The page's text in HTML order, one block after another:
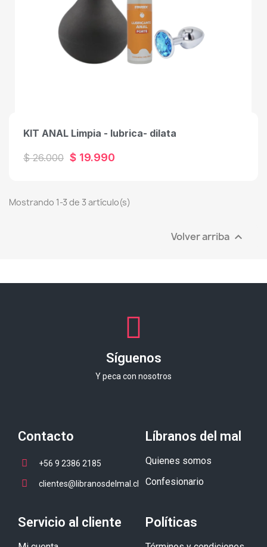
KIT ANAL Limpia - lubrica- dilata
$ 26.000 $ 19.990
Mostrando 1-3 de 3 artículo(s)
Volver arriba 
Síguenos
Y peca con nosotros
Contacto
+56 9 2386 2185
clientes@libranosdelmal.cl
Líbranos del mal
Quienes somos
Confesionario
Servicio al cliente Políticas